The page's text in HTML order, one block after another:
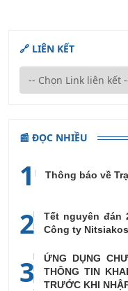
🔗 LIÊN KẾT
📰 ĐỌC NHIỀU
1 Thông báo về
2
Tết nguyên đán
Công ty Nitsiakos
3
ỨNG DỤNG
THÔNG TIN
TRƯỚC KHI